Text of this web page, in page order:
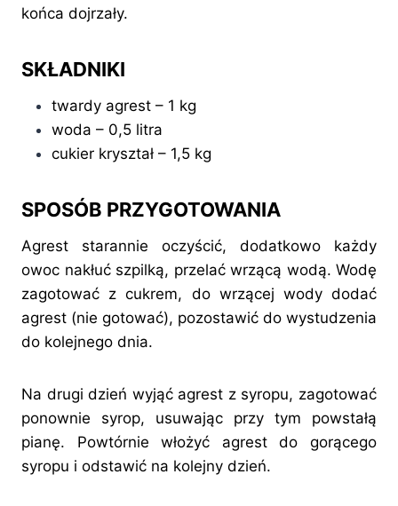
końca dojrzały.
SKŁADNIKI
twardy agrest – 1 kg
woda – 0,5 litra
cukier kryształ – 1,5 kg
SPOSÓB PRZYGOTOWANIA
Agrest starannie oczyścić, dodatkowo każdy
owoc nakłuć szpilką, przelać wrzącą wodą. Wodę
zagotować z cukrem, do wrzącej wody dodać
agrest (nie gotować), pozostawić do wystudzenia
do kolejnego dnia.
Na drugi dzień wyjąć agrest z syropu, zagotować
ponownie syrop, usuwając przy tym powstałą
pianę. Powtórnie włożyć agrest do gorącego
syropu i odstawić na kolejny dzień.